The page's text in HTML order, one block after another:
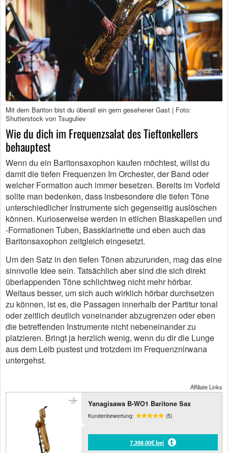
Mit dem Bariton bist du überall ein gern gesehener Gast | Foto:
Shutterstock von Tsuguliev
Wie du dich im Frequenzsalat des Tieftonkellers
behauptest
Wenn du ein Baritonsaxophon kaufen möchtest, willst du
damit die tiefen Frequenzen Im Orchester, der Band oder
welcher Formation auch immer besetzen. Bereits im Vorfeld
sollte man bedenken, dass insbesondere die tiefen Töne
unterschiedlicher Instrumente sich gegenseitig auslöschen
können. Kurioserweise werden in etlichen Blaskapellen und
-Formationen Tuben, Bassklarinette und eben auch das
Baritonsaxophon zeitgleich eingesetzt.
Um den Satz in den tiefen Tönen abzurunden, mag das eine
sinnvolle Idee sein. Tatsächlich aber sind die sich direkt
überlappenden Töne schlichtweg nicht mehr hörbar.
Weitaus besser, um sich auch wirklich hörbar durchsetzen
zu können, ist es, die Passagen innerhalb der Partitur tonal
oder zeitlich deutlich voneinander abzugrenzen oder eben
die betreffenden Instrumente nicht nebeneinander zu
platzieren. Bringt ja herzlich wenig, wenn du dir die Lunge
aus dem Leib pustest und trotzdem im Frequenznirwana
untergehst.
Affiliate Links
Yanagisawa B-WO1 Baritone Sax
Kundenbewertung: (5)
7.398,00€ bei